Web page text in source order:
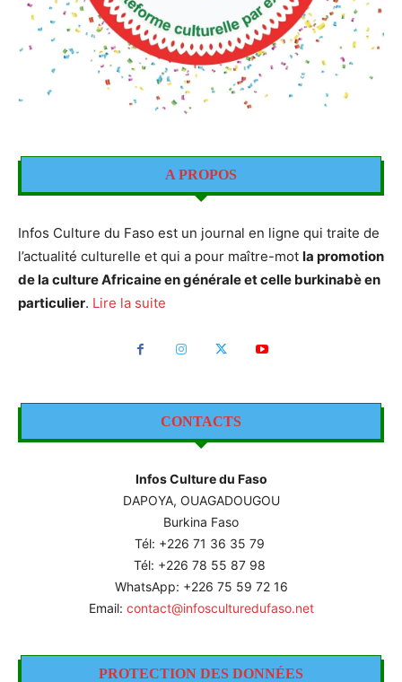
A PROPOS
Infos Culture du Faso est un journal en ligne qui traite de
l’actualité culturelle et qui a pour maître-mot la promotion
de la culture Africaine en générale et celle burkinabè en
particulier. Lire la suite
CONTACTS
Infos Culture du Faso
DAPOYA, OUAGADOUGOU
Burkina Faso
Tél: +226 71 36 35 79
Tél: +226 78 55 87 98
WhatsApp: +226 75 59 72 16
Email: contact@infosculturedufaso.net
PROTECTION DES DONNÉES